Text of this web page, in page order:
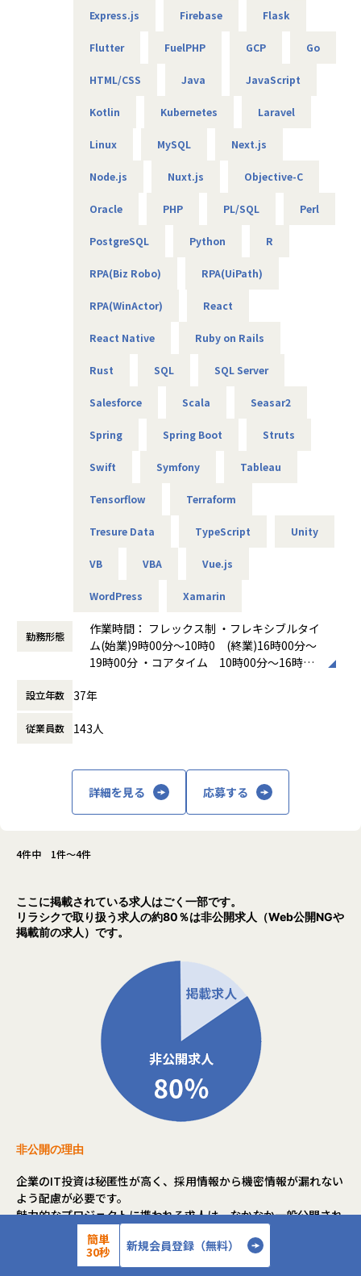
まずは開発ポジションからご活躍いただくつもりですが、エ
ンジニアとして技術を追求してスペシャリストやリーダー、
もにワンランク上を目指せる、やりがいのある環境がそろっ
全員に指標は開示しているため、いつもで確認できる環境で
メンバー、サブリーダー、リーダー、シニアリーダー
グループ企業からWEBシステム案件の依頼が多くなりつつあ
弊社としても本格的な案件化をするための増員での募集とな
グループ企業がクライアントのためコミュニケーションがと
魅力点となります。
弊社はワールドHDの1社になりクライアントはワールドHD
https://world-hd.co.jp/corporate/group/
★社員の働きやすさをとことん追求！★
◎フレックス制あり
◎年間休日125日＋平均有給取得日数18.5日
【業務の変更の範囲】
Express.js Firebase Flask
Flutter FuelPHP GCP Go
HTML/CSS Java JavaScript
Kotlin Kubernetes Laravel
Linux MySQL Next.js
Node.js Nuxt.js Objective-C
Oracle PHP PL/SQL Perl
PostgreSQL Python R
RPA(Biz Robo) RPA(UiPath)
RPA(WinActor) React
React Native Ruby on Rails
Rust SQL SQL Server
Salesforce Scala Seasar2
Spring Spring Boot Struts
Swift Symfony Tableau
Tensorflow Terraform
Tresure Data TypeScript Unity
VB VBA Vue.js
WordPress Xamarin
勤務形態
作業時間： フレックス制 ・フレキシブルタイ
ム(始業)9時00分～10時0 (終業)16時00分～
19時00分 ・コアタイム 10時00分～16時00
分
時間外労働の有無： 有（月平均20時間）
設立年数 37年
従業員数 143人
詳細を見る 応募する
4件中 1件～4件
ここに掲載されている求人はごく一部です。
リラシクで取り扱う求人の約80％は非公開求人（Web公開NGや
掲載前の求人）です。
非公開の理由
企業のIT投資は秘匿性が高く、採用情報から機密情報が漏れない
よう配慮が必要です。
魅力的なプロジェクトに携われる求人は、なかなか一般公開され
また、求人掲載前に既存の会員へ案内され、公開前にクローズと
なる求人も多数あります。
簡単
30秒
新規会員登録（無料）